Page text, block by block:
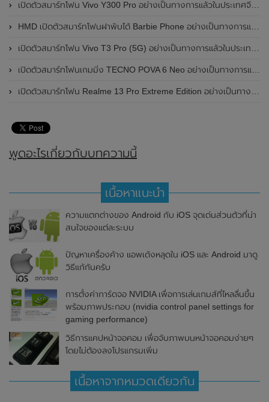
เปิดตัวสมาร์ทโฟน Vivo Y300 Pro อย่างเป็นทางการแล้วในประเทศจีน มาพร้อมดีไซน์พรีเมี่ยม ทนทาน และแบตเตอรี่สุดอึดขนาดใหญ่ 6,500mAh พร้อมรองรับการชาร์จไว 80W
HMD เปิดตัวสมาร์ทโฟนฝาพับได้ Barbie Phone อย่างเป็นทางการแล้ว มาพร้อมธีมสีชมพูสดใส
เปิดตัวสมาร์ทโฟน Vivo T3 Pro (5G) อย่างเป็นทางการแล้วในประเทศอินเดีย
เปิดตัวสมาร์ทโฟนเกมมิ่ง TECNO POVA 6 Neo อย่างเป็นทางการแล้วในประเทศไทย ในราคา 8,499 บาท
เปิดตัวสมาร์ทโฟน Realme 13 Pro Extreme Edition อย่างเป็นทางการแล้วในประเทศจีน
พูดอะไรเกี่ยวกับบทความนี้
เนื้อหาแนะนำ
ความแตกต่างของ Android กับ iOS จุดเด่นส่วนตัวที่น่า
สนใจของแต่ละระบบ
ปัญหาเครื่องค้าง แอพเด้งหลุดใน iOS และ Android มาดู
วิธีแก้กันครับ
การตั้งค่าการ์ดจอ NVIDIA เพื่อการเล่นเกมส์ที่ไหลลื่นขึ้น
พร้อมภาพประกอบ (nvidia control panel settings for
gaming performance)
วิธีการแคปหน้าจอคอม เพื่อจับภาพบนหน้าจอคอมง่ายๆ
โดยไม่ต้องลงโปรแกรมเพิ่ม
เนื้อหาจากหมวดเดียวกัน